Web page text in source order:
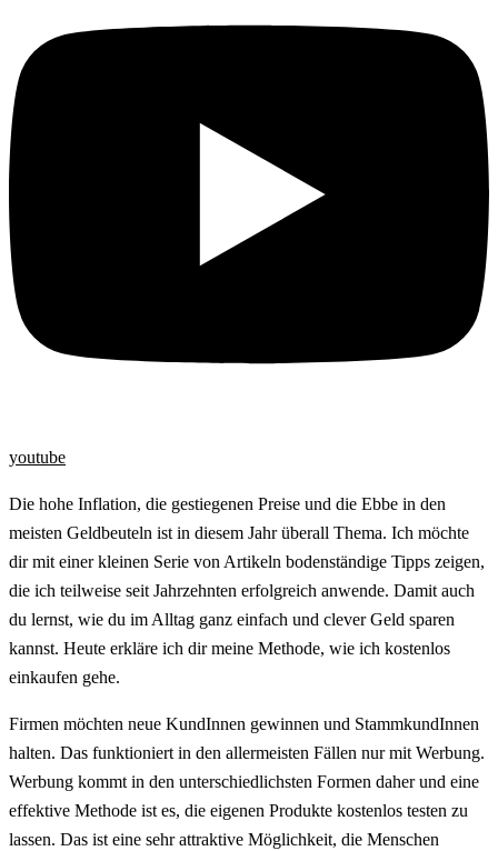
youtube
Die hohe Inflation, die gestiegenen Preise und die Ebbe in den
meisten Geldbeuteln ist in diesem Jahr überall Thema. Ich möchte
dir mit einer kleinen Serie von Artikeln bodenständige Tipps zeigen,
die ich teilweise seit Jahrzehnten erfolgreich anwende. Damit auch
du lernst, wie du im Alltag ganz einfach und clever Geld sparen
kannst. Heute erkläre ich dir meine Methode, wie ich kostenlos
einkaufen gehe.
Firmen möchten neue KundInnen gewinnen und StammkundInnen
halten. Das funktioniert in den allermeisten Fällen nur mit Werbung.
Werbung kommt in den unterschiedlichsten Formen daher und eine
effektive Methode ist es, die eigenen Produkte kostenlos testen zu
lassen. Das ist eine sehr attraktive Möglichkeit, die Menschen